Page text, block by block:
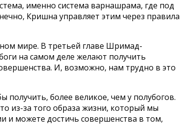
именно система варнашрама, где под
Кришна управляет этим через правила
мире. В третьей главе Шримад-
на самом деле желают получить
И, возможно, нам трудно в это
более великое, чем у полубогов.
из-за того образа жизни, который мы
и можете достичь совершенства в том,